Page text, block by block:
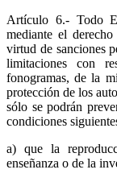
Artículo 6.- Todo
mediante el
virtud de sanciones
limitaciones con
fonogramas, de la
protección de los
sólo se podrán
condiciones
a) que la
enseñanza o de la